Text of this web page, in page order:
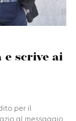
e scrive ai
per il
al messaggio